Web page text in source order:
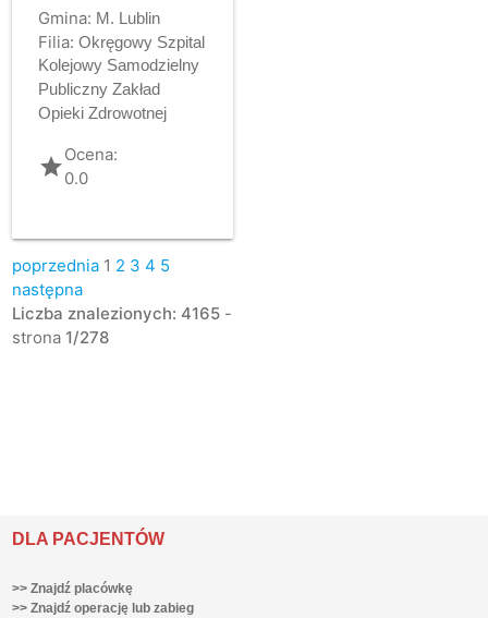
Gmina: M. Lublin
Filia: Okręgowy Szpital
Kolejowy Samodzielny
Publiczny Zakład
Opieki Zdrowotnej
gradeOcena:
0.0
poprzednia 1 2 3 4 5
następna
Liczba znalezionych: 4165-
strona 1/278
DLA PACJENTÓW
>> Znajdź placówkę
>> Znajdź operację lub zabieg